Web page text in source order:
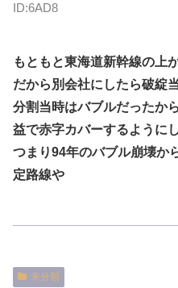
ID:6AD8
もともと東海道新幹線の上
だから別会社にしたら破綻
分割当時はバブルだったか
益で赤字カバーするように
つまり94年のバブル崩壊か
定路線や
未分類